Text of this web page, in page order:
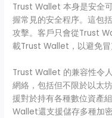
Trust Wallet 本身是安全
握常見的安全程序。這包
攻擊。客戶只會從Trust
載Trust Wallet，以避免
Trust Wallet 的兼容性令
網絡，包括但不限於以太
援對於持有各種數位資產
Wallet還支援儲存多種加